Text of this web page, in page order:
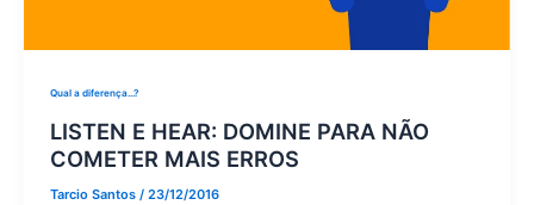
Qual a diferença...?
LISTEN E HEAR: DOMINE PARA NÃO
COMETER MAIS ERROS
Tarcio Santos / 23/12/2016